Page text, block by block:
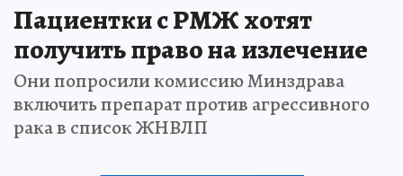
Пациентки с РМЖ хотят
получить право на излечение
Они попросили комиссию Минздрава
включить препарат против агрессивного
рака в список ЖНВЛП